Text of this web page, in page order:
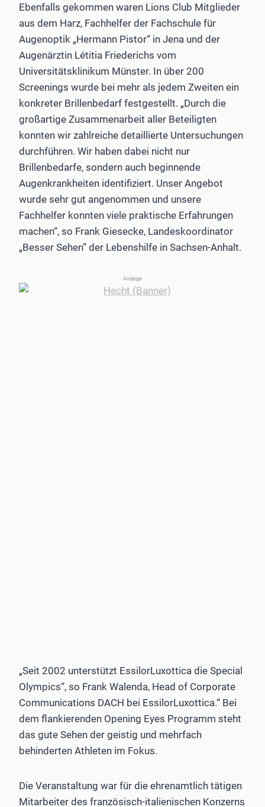
Ebenfalls gekommen waren Lions Club Mitglieder
aus dem Harz, Fachhelfer der Fachschule für
Augenoptik „Hermann Pistor“ in Jena und der
Augenärztin Létitia Friederichs vom
Universitätsklinikum Münster. In über 200
Screenings wurde bei mehr als jedem Zweiten ein
konkreter Brillenbedarf festgestellt. „Durch die
großartige Zusammenarbeit aller Beteiligten
konnten wir zahlreiche detaillierte Untersuchungen
durchführen. Wir haben dabei nicht nur
Brillenbedarfe, sondern auch beginnende
Augenkrankheiten identifiziert. Unser Angebot
wurde sehr gut angenommen und unsere
Fachhelfer konnten viele praktische Erfahrungen
machen“, so Frank Giesecke, Landeskoordinator
„Besser Sehen” der Lebenshilfe in Sachsen-Anhalt.
Anzeige
„Seit 2002 unterstützt EssilorLuxottica die Special
Olympics“, so Frank Walenda, Head of Corporate
Communications DACH bei EssilorLuxottica.“ Bei
dem flankierenden Opening Eyes Programm steht
das gute Sehen der geistig und mehrfach
behinderten Athleten im Fokus.
Die Veranstaltung war für die ehrenamtlich tätigen
Mitarbeiter des französisch-italienischen Konzerns